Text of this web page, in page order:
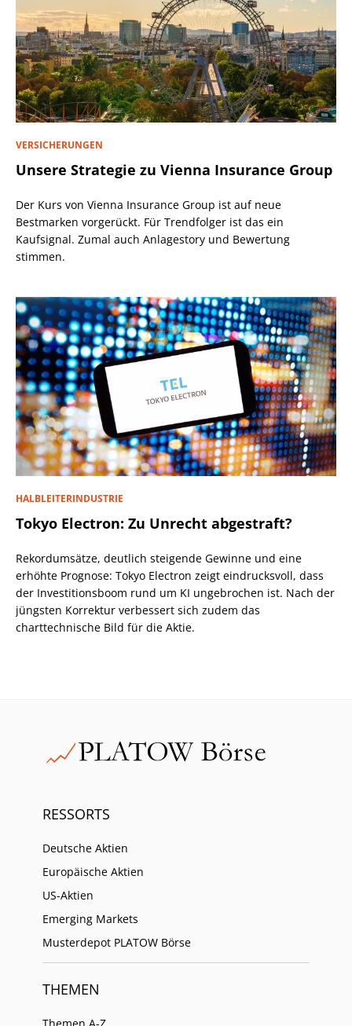
VERSICHERUNGEN
Unsere Strategie zu Vienna Insurance Group
Der Kurs von Vienna Insurance Group ist auf neue
Bestmarken vorgerückt. Für Trendfolger ist das ein
Kaufsignal. Zumal auch Anlagestory und Bewertung
stimmen.
HALBLEITERINDUSTRIE
Tokyo Electron: Zu Unrecht abgestraft?
Rekordumsätze, deutlich steigende Gewinne und eine
erhöhte Prognose: Tokyo Electron zeigt eindrucksvoll, dass
der Investitionsboom rund um KI ungebrochen ist. Nach der
jüngsten Korrektur verbessert sich zudem das
charttechnische Bild für die Aktie.
RESSORTS
Deutsche Aktien
Europäische Aktien
US-Aktien
Emerging Markets
Musterdepot PLATOW Börse
THEMEN